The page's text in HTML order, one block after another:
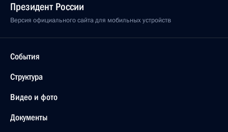
Президент России
Версия официального сайта для мобильных устройств
События
Структура
Видео и фото
Документы